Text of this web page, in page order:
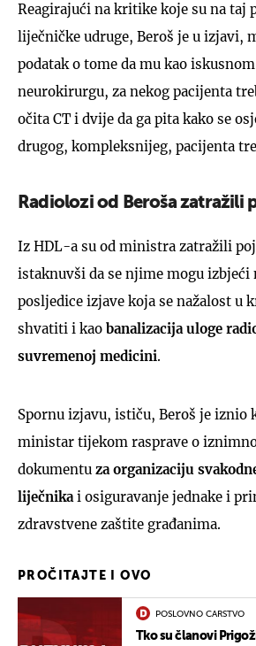
Reagirajući na kritike koje su na taj
liječničke udruge, Beroš je u izjavi,
podatak o tome da mu kao
neurokirurgu, za nekog pacijenta
očita CT i dvije da ga pita kako se
drugog, kompleksnijeg, pacijenta
Radiolozi od Beroša zatražili
Iz HDL-a su od ministra zatražili
istaknuvši da se njime mogu izbjeći
posljedice izjave koja se nažalost u
shvatiti i kao banalizacija uloge
suvremenoj medicini.
Spornu izjavu, ističu, Beroš je iznio
ministar tijekom rasprave o
dokumentu za organizaciju
liječnikai osiguravanje jednake i
zdravstvene zaštite građanima.
PROČITAJTE I OVO
POSLOVNO CARSTVO
Tko su članovi